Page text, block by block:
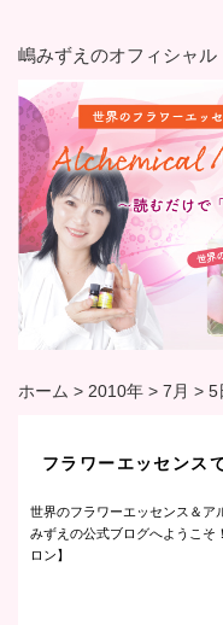
嶋みずえのオフィシャ
ホーム > 2010年 > 7月 > 5
フラワーエッセンス
世界のフラワーエッセンス＆
みずえの公式ブログへようこ
ロン】